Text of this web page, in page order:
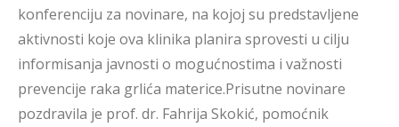
konferenciju za novinare, na kojoj su predstavljene
aktivnosti koje ova klinika planira sprovesti u cilju
informisanja javnosti o mogućnostima i važnosti
prevencije raka grlića materice.Prisutne novinare
pozdravila je prof. dr. Fahrija Skokić, pomoćnik